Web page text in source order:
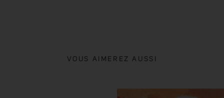
VOUS AIMEREZ AUSSI